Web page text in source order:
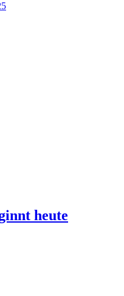
heute